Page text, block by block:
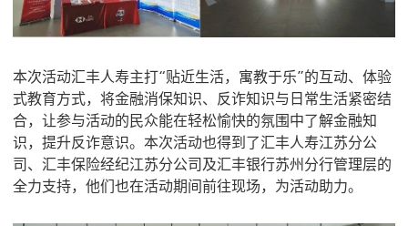
本次活动汇丰人寿主打“贴近生活，寓教于乐”的互动、体验
式教育方式，将金融消保知识、反诈知识与日常生活紧密结
合，让参与活动的民众能在轻松愉快的氛围中了解金融知
识，提升反诈意识。本次活动也得到了汇丰人寿江苏分公
司、汇丰保险经纪江苏分公司及汇丰银行苏州分行管理层的
全力支持，他们也在活动期间前往现场，为活动助力。